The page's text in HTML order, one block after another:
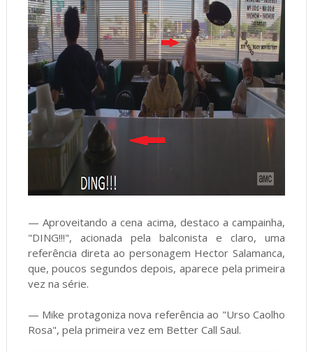
— Aproveitando a cena acima, destaco a campainha,
"DING!!!", acionada pela balconista e claro, uma
referência direta ao personagem Hector Salamanca,
que, poucos segundos depois, aparece pela primeira
vez na série.
— Mike protagoniza nova referência ao "Urso Caolho
Rosa", pela primeira vez em Better Call Saul.